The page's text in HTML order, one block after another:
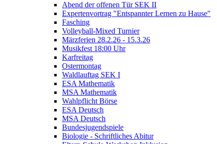
Abend der offenen Tür SEK II
Expertenvortrag "Entspannter Lernen zu Hause"
Fasching
Volleyball-Mixed Turnier
Märzferien 28.2.26 - 15.3.26
Musikfest 18:00 Uhr
Karfreitag
Ostermontag
Waldlauftag SEK I
ESA Mathematik
MSA Mathematik
Wahlpflicht Börse
ESA Deutsch
MSA Deutsch
Bundesjugendspiele
Biologie - Schriftliches Abitur